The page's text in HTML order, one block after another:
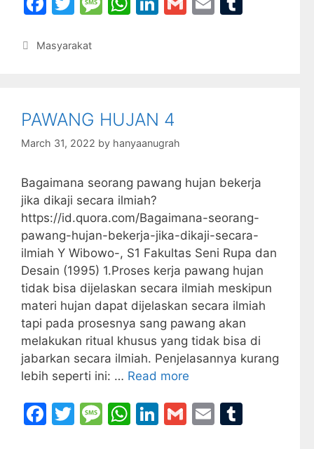
c
o
o
itt
g
e
p
p
n
Categories
Masyarakat
PAWANG HUJAN 4
March 31, 2022 by hanyaanugrah
Bagaimana seorang pawang hujan bekerja
jika dikaji secara ilmiah?
https://id.quora.com/Bagaimana-seorang-
pawang-hujan-bekerja-jika-dikaji-secara-
ilmiah Y Wibowo-, S1 Fakultas Seni Rupa dan
Desain (1995) 1.Proses kerja pawang hujan
tidak bisa dijelaskan secara ilmiah meskipun
materi hujan dapat dijelaskan secara ilmiah
tapi pada prosesnya sang pawang akan
melakukan ritual khusus yang tidak bisa di
jabarkan secara ilmiah. Penjelasannya kurang
lebih seperti ini: … Read more
F
T
M W Li G
E